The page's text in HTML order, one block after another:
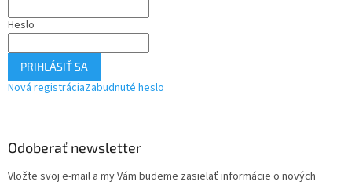
Heslo
PRIHLÁSIŤ SA
Nová registráciaZabudnuté heslo
Odoberať newsletter
Vložte svoj e-mail a my Vám budeme zasielať informácie o nových